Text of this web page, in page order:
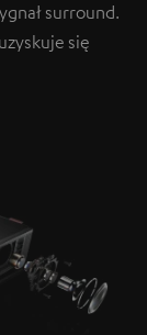
surround.
się